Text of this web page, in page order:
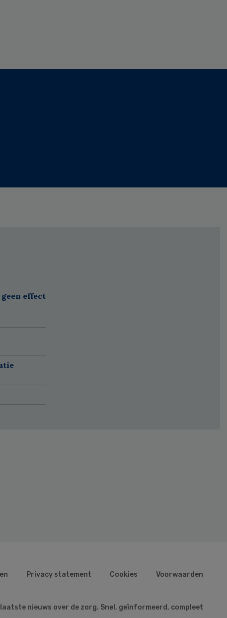
effect
Privacy statement Cookies Voorwaarden
laatste nieuws over de zorg. Snel, geïnformeerd, compleet